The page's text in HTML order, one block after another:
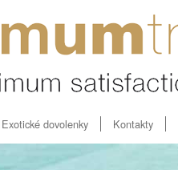
Exotické dovolenky Kontakty